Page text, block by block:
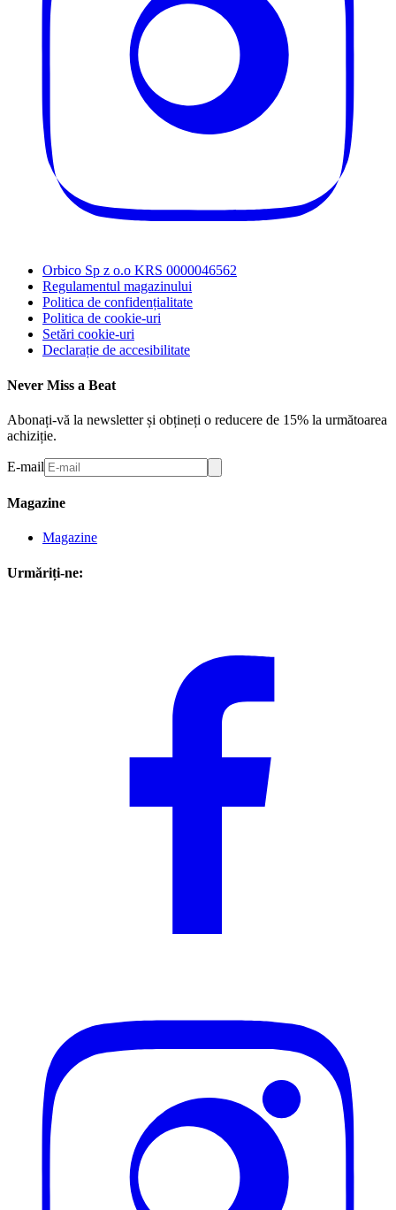
Orbico Sp z o.o KRS 0000046562
Regulamentul magazinului
Politica de confidențialitate
Politica de cookie-uri
Setări cookie-uri
Declarație de accesibilitate
Never Miss a Beat
Abonați-vă la newsletter și obțineți o reducere de 15% la următoarea
achiziție.
E-mail
Magazine
Magazine
Urmăriți-ne: